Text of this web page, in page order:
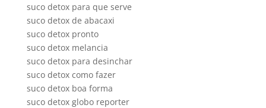
suco detox para que serve
suco detox de abacaxi
suco detox pronto
suco detox melancia
suco detox para desinchar
suco detox como fazer
suco detox boa forma
suco detox globo reporter